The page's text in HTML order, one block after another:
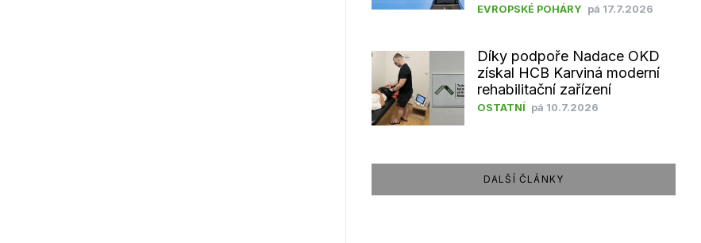
EVROPSKÉ POHÁRY pá 17.7.2026
Díky podpoře Nadace OKD
získal HCB Karviná moderní
rehabilitační zařízení
OSTATNÍ pá 10.7.2026
DALŠÍ ČLÁNKY